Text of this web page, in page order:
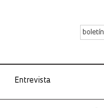
boletín
Entrevista